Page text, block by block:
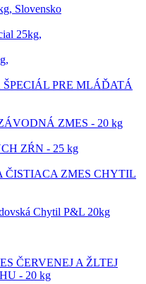
Slovensko
25kg,
ŠPECIÁL PRE MLÁĎATÁ
ZMES - 20 kg
ZŔN - 25 kg
ČISTIACA ZMES CHYTIL
Chytil P&L 20kg
ČERVENEJ A ŽLTEJ
- 20 kg